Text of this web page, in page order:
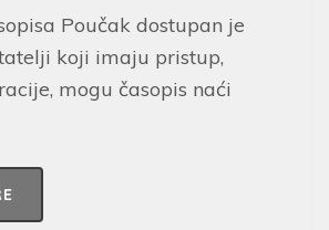
Poučak dostupan je
koji imaju pristup,
mogu časopis naći